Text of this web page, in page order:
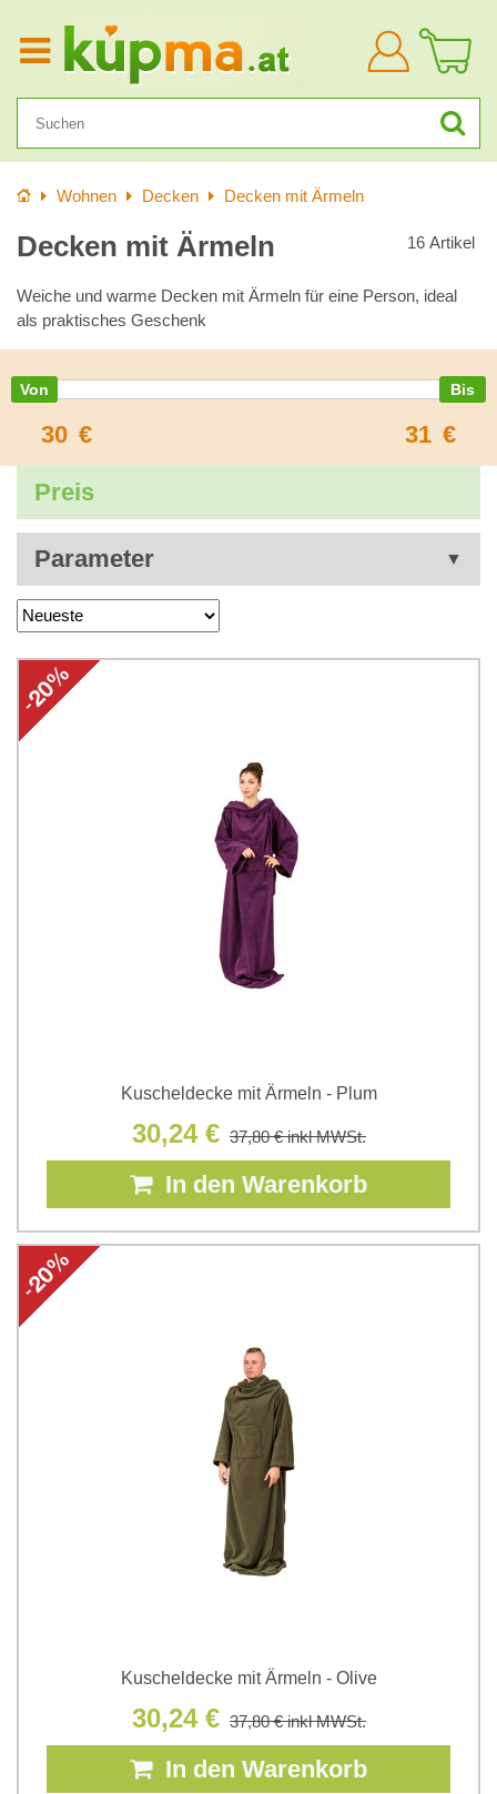
Anmelden
StartseiteWohnen Decken Decken mit Ärmeln
Decken mit Ärmeln 16 Artikel
Weiche und warme Decken mit Ärmeln für eine Person, ideal
als praktisches Geschenk
30 € 31 €
Preis
Parameter
Kuscheldecke mit Ärmeln - Plum
30,24 € 37,80 €inkl MWSt.
In den Warenkorb
Kuscheldecke mit Ärmeln - Olive
30,24 € 37,80 €inkl MWSt.
In den Warenkorb